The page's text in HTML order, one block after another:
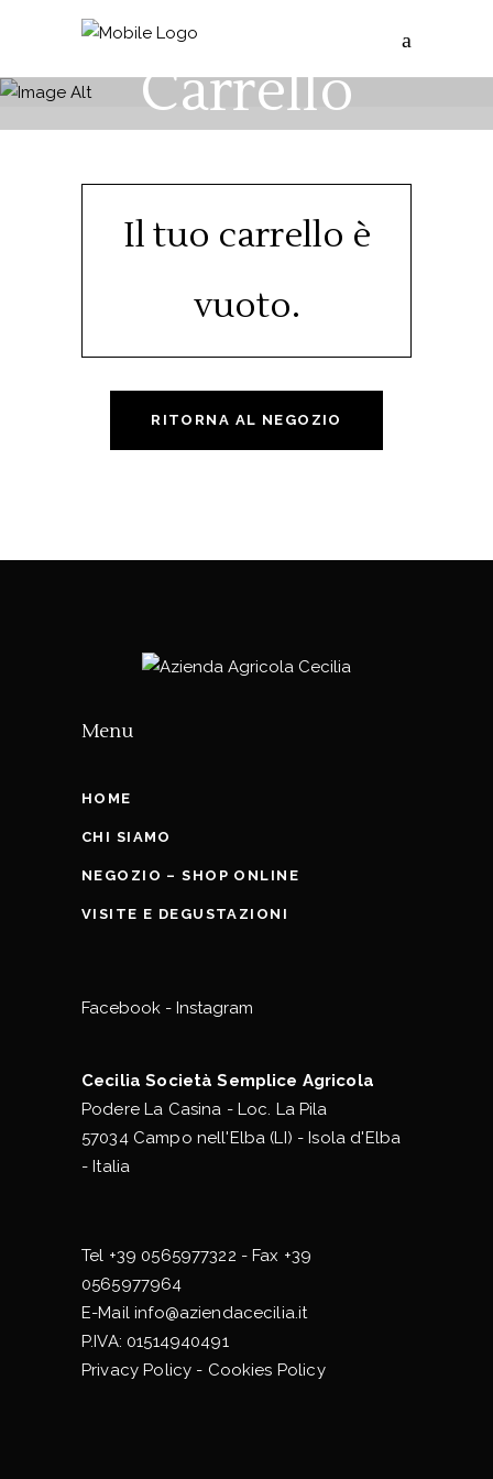
Carrello
Il tuo carrello è
vuoto.
RITORNA AL NEGOZIO
Menu
HOME
CHI SIAMO
NEGOZIO – SHOP ONLINE
VISITE E DEGUSTAZIONI
Facebook - Instagram
Cecilia Società Semplice Agricola
Podere La Casina - Loc. La Pila
57034 Campo nell'Elba (LI) - Isola d'Elba
- Italia
Tel +39 0565977322 - Fax +39
0565977964
E-Mailinfo@aziendacecilia.it
P.IVA: 01514940491
Privacy Policy - Cookies Policy